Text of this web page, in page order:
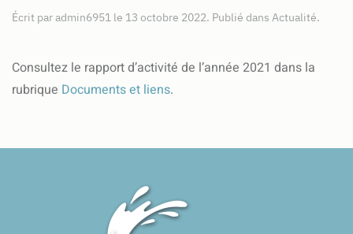
Écrit paradmin6951 le 13 octobre 2022. Publié dans Actualité.
Consultez le rapport d’activité de l’année 2021 dans la
rubrique Documents et liens.